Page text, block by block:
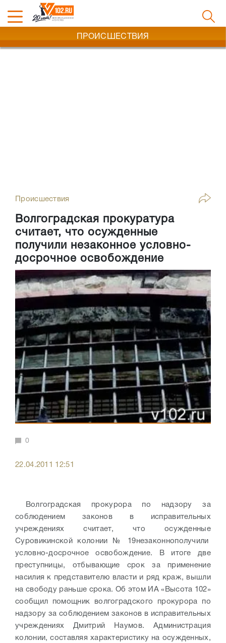
ПРОИСШЕСТВИЯ
Происшествия
Волгоградская прокуратура
считает, что осужденные
получили незаконное условно-
досрочное освобождение
0
22.04.2011 12:51
Волгоградская прокурора по надзору за
соблюдением законов в исправительных
учреждениях считает, что осужденные
Суровикинской колонии № 19незаконнополучили
условно-досрочное освобождение. В итоге две
преступницы, отбывающие срок за применение
насилия к представителю власти и ряд краж, вышли
на свободу раньше срока. Об этом ИА «Высота 102»
сообщил помощник волгоградского прокурора по
надзору за соблюдением законов в исправительных
учреждениях Дмитрий Наумов. Администрация
колонии, составляя характеристику на осужденных,